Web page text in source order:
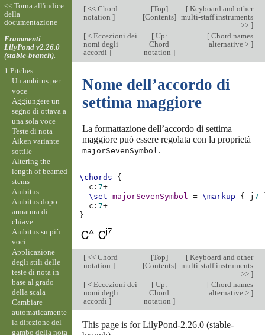
[<< Chord
notation ]
[Top]
[Contents]
[Keyboard and other
multi-staff instruments
>> ]
[< Eccezioni dei
nomi degli
accordi ]
[Up:
Chord
notation ]
[Chord names
alternative > ]
Nome dell’accordo di
settima maggiore
La formattazione dell’accordo di settima
maggiore può essere regolata con la proprietà
majorSevenSymbol .
\chords
{
c :7
\set
majorSevenSymbol = \markup { j7
c :7
}
[<< Chord
notation ]
[Top]
[Contents]
[Keyboard and other
multi-staff instruments
>> ]
[< Eccezioni dei
nomi degli
accordi ]
[Up:
Chord
notation ]
[Chord names
alternative > ]
This page is for LilyPond-2.26.0 (stable-
<< Torna all'indice
della
documentazione
Frammenti
LilyPond v2.26.0
(stable-branch).
1 Pitches
Un ambitus per
voce
Aggiungere un
segno di ottava a
una sola voce
Teste di nota
Aiken variante
sottile
Altering the
length of beamed
stems
Ambitus
Ambitus dopo
armatura di
chiave
Ambitus su più
voci
Applicazione
degli stili delle
teste di nota in
base al grado
della scala
Cambiare
automaticamente
la direzione del
gambo della nota